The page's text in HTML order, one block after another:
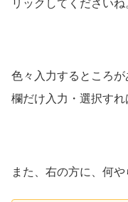
リックしてくださいね
色々入力するところ
欄だけ入力・選択すれ
また、右の方に、何